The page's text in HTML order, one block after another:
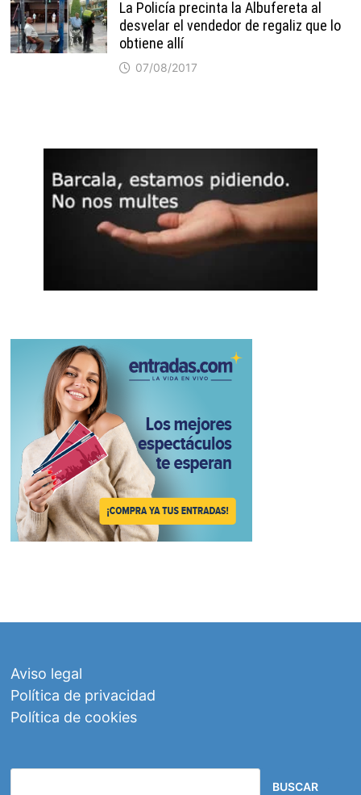
La Policía precinta la Albufereta al
desvelar el vendedor de regaliz que lo
obtiene allí
07/08/2017
Aviso legal
Política de privacidad
Política de cookies
BUSCAR